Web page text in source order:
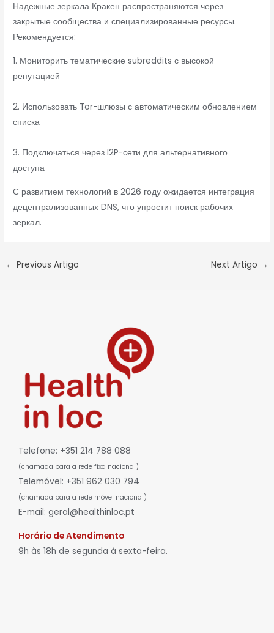
Надежные зеркала Кракен распространяются через
закрытые сообщества и специализированные ресурсы.
Рекомендуется:
1. Мониторить тематические subreddits с высокой
репутацией
2. Использовать Tor-шлюзы с автоматическим обновлением
списка
3. Подключаться через I2P-сети для альтернативного
доступа
С развитием технологий в 2026 году ожидается интеграция
децентрализованных DNS, что упростит поиск рабочих
зеркал.
← Previous Artigo Next Artigo →
Telefone: +351 214 788 088
(chamada para a rede fixa nacional)
Telemóvel: +351 962 030 794
(chamada para a rede móvel nacional)
E-mail: geral@healthinloc.pt
Horário de Atendimento
9h às 18h de segunda à sexta-feira.